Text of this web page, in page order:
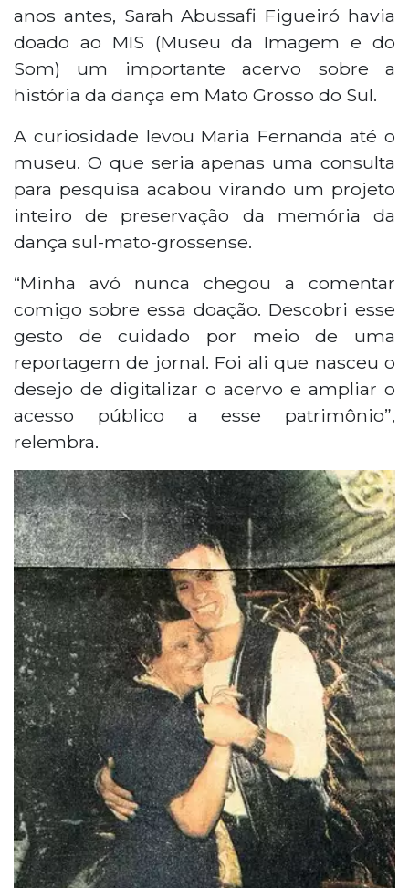
anos antes, Sarah Abussafi Figueiró havia
doado ao MIS (Museu da Imagem e do
Som) um importante acervo sobre a
história da dança em Mato Grosso do Sul.
A curiosidade levou Maria Fernanda até o
museu. O que seria apenas uma consulta
para pesquisa acabou virando um projeto
inteiro de preservação da memória da
dança sul-mato-grossense.
“Minha avó nunca chegou a comentar
comigo sobre essa doação. Descobri esse
gesto de cuidado por meio de uma
reportagem de jornal. Foi ali que nasceu o
desejo de digitalizar o acervo e ampliar o
acesso público a esse patrimônio”,
relembra.